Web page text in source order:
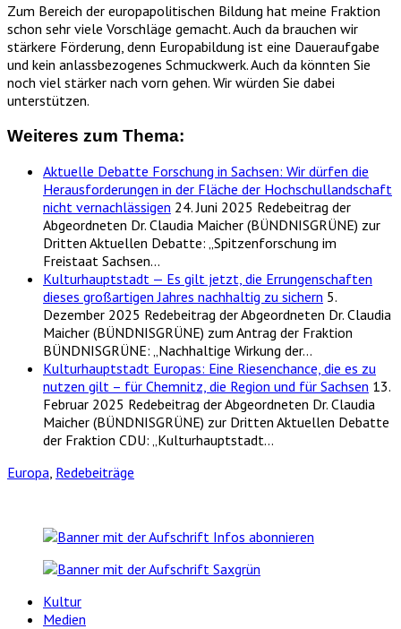
Zum Bereich der europapolitischen Bildung hat meine Fraktion
schon sehr viele Vorschläge gemacht. Auch da brauchen wir
stärkere Förderung, denn Europabildung ist eine Daueraufgabe
und kein anlassbezogenes Schmuckwerk. Auch da könnten Sie
noch viel stärker nach vorn gehen. Wir würden Sie dabei
unterstützen.
Weiteres zum Thema:
Aktuelle Debatte Forschung in Sachsen: Wir dürfen die
Herausforderungen in der Fläche der Hochschullandschaft
nicht vernachlässigen 24. Juni 2025 Redebeitrag der
Abgeordneten Dr. Claudia Maicher (BÜNDNISGRÜNE) zur
Dritten Aktuellen Debatte: „Spitzenforschung im
Freistaat Sachsen…
Kulturhauptstadt — Es gilt jetzt, die Errungenschaften
dieses großartigen Jahres nachhaltig zu sichern 5.
Dezember 2025 Redebeitrag der Abgeordneten Dr. Claudia
Maicher (BÜNDNISGRÜNE) zum Antrag der Fraktion
BÜNDNISGRÜNE: „Nachhaltige Wirkung der…
Kulturhauptstadt Europas: Eine Riesenchance, die es zu
nutzen gilt – für Chemnitz, die Region und für Sachsen 13.
Februar 2025 Redebeitrag der Abgeordneten Dr. Claudia
Maicher (BÜNDNISGRÜNE) zur Dritten Aktuellen Debatte
der Fraktion CDU: „Kulturhauptstadt…
Europa, Redebeiträge
Kultur
Medien